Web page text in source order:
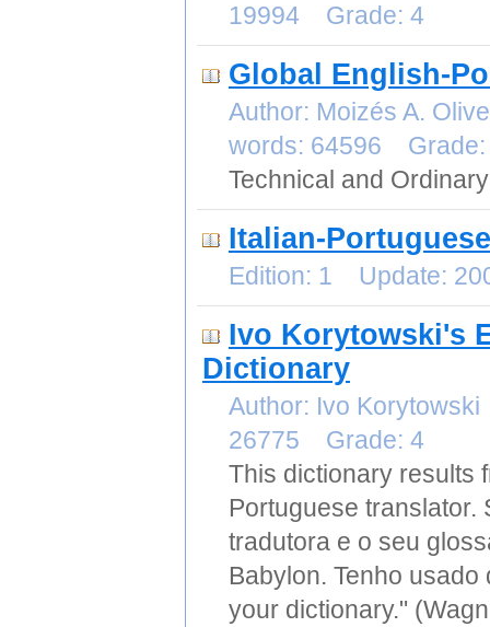
19994 Grade: 4
Global English-
Author: Moizés A.
words: 64596 Grade:
Technical and
Italian-
Edition: 1 Update:
Ivo Korytowski's
Dictionary
Author: Ivo
26775 Grade: 4
This dictionary results
Portuguese translator.
tradutora e o seu
Babylon. Tenho
your dictionary."